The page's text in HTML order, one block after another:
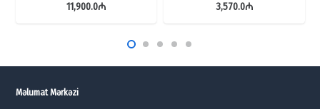
11,900.0₼ 3,570.0₼
Məlumat Mərkəzi